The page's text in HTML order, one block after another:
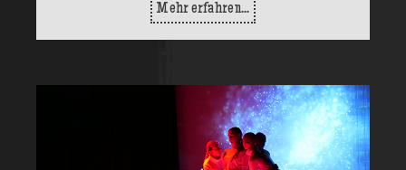
Mehr erfahren...